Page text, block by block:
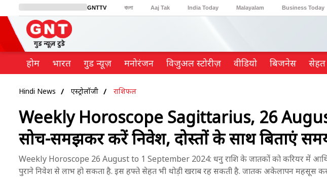
GNTTV বাংলা Aaj Tak India Today Malayalam Business Today
BT Bazaar Cosmopolitan
होम भारत गुड न्यूज़ मनोरंजन विजुअल स्टोरीज़ वीडियो ब‍िजनेस सेहत
Hindi News एस्ट्रोलॉजी राशिफल
Weekly Horoscope Sagittarius, 26
सोच-समझकर करें निवेश, दोस्तों के साथ बिताएं
Weekly Horoscope 26 August to 1 September 2024: धनु राशि के जातकों को करियर में
पुराने निवेश से लाभ हो सकता है. इस हफ्ते सेहत भी थोड़ी खराब रह सकती है. जातक अकेलापन महसूस